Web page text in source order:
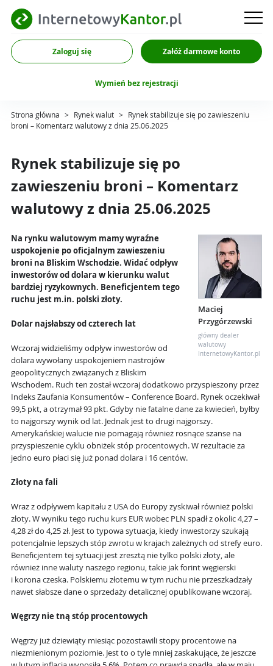
Zaloguj się Załóż darmowe konto
Wymień bez rejestracji
Strona główna > Rynek walut > Rynek stabilizuje się po zawieszeniu
broni – Komentarz walutowy z dnia 25.06.2025
Rynek stabilizuje się po
zawieszeniu broni – Komentarz
walutowy z dnia 25.06.2025
Maciej
Przygórzewski
główny dealer
walutowy
InternetowyKantor.pl
Na rynku walutowym mamy wyraźne
uspokojenie po oficjalnym zawieszeniu
broni na Bliskim Wschodzie. Widać odpływ
inwestorów od dolara w kierunku walut
bardziej ryzykownych. Beneficjentem tego
ruchu jest m.in. polski złoty.
Dolar najsłabszy od czterech lat
Wczoraj widzieliśmy odpływ inwestorów od
dolara wywołany uspokojeniem nastrojów
geopolitycznych związanych z Bliskim
Wschodem. Ruch ten został wczoraj dodatkowo przyspieszony przez
Indeks Zaufania Konsumentów – Conference Board. Rynek oczekiwał
99,5 pkt, a otrzymał 93 pkt. Gdyby nie fatalne dane za kwiecień, byłby
to najgorszy wynik od lat. Jednak jest to drugi najgorszy.
Amerykańskiej walucie nie pomagają również rosnące szanse na
przyspieszenie cyklu obniżek stóp procentowych. W rezultacie za
jedno euro płaci się już ponad dolara i 16 centów.
Złoty na fali
Wraz z odpływem kapitału z USA do Europy zyskiwał również polski
złoty. W wyniku tego ruchu kurs EUR wobec PLN spadł z okolic 4,27 –
4,28 zł do 4,25 zł. Jest to typowa sytuacja, kiedy inwestorzy szukają
potencjalnie lepszych stóp zwrotu w krajach zależnych od strefy euro.
Beneficjentem tej sytuacji jest zresztą nie tylko polski złoty, ale
również inne waluty naszego regionu, takie jak forint węgierski
i korona czeska. Polskiemu złotemu w tym ruchu nie przeszkadzały
nawet słabsze dane o sprzedaży detalicznej opublikowane wczoraj.
Węgrzy nie tną stóp procentowych
Węgrzy już dziewiąty miesiąc pozostawili stopy procentowe na
niezmienionym poziomie. Jest to o tyle mniej zaskakujące, że jeszcze